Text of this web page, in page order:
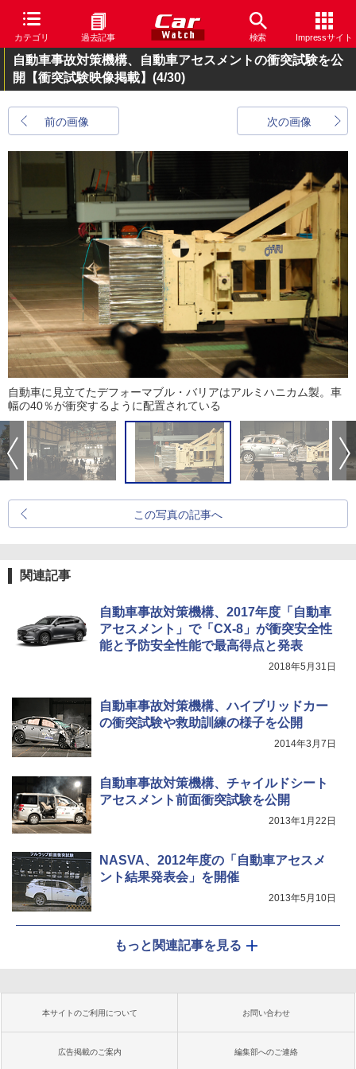
カテゴリ 過去記事 検索 Impressサイト
自動車事故対策機構、自動車アセスメントの衝突試験を公
開【衝突試験映像掲載】 (4/30)
前の画像 次の画像
自動車に見立てたデフォーマブル・バリアはアルミハニカム製。車
幅の40％が衝突するように配置されている
この写真の記事へ
関連記事
自動車事故対策機構、2017年度「自動車
アセスメント」で「CX-8」が衝突安全性
能と予防安全性能で最高得点と発表
2018年5月31日
自動車事故対策機構、ハイブリッドカー
の衝突試験や救助訓練の様子を公開
2014年3月7日
自動車事故対策機構、チャイルドシート
アセスメント前面衝突試験を公開
2013年1月22日
NASVA、2012年度の「自動車アセスメ
ント結果発表会」を開催
2013年5月10日
もっと関連記事を見る
本サイトのご利用について お問い合わせ
広告掲載のご案内 編集部へのご連絡